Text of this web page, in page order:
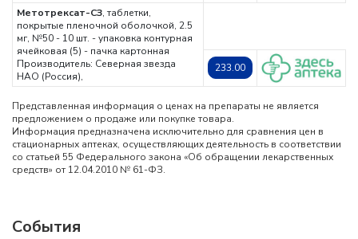
Метотрексат-СЗ, таблетки,
покрытые пленочной оболочкой, 2.5
мг, №50 - 10 шт. - упаковка контурная
ячейковая (5) - пачка картонная
Производитель: Северная звезда
НАО (Россия),
233.00
Представленная информация о ценах на препараты не является
предложением о продаже или покупке товара.
Информация предназначена исключительно для сравнения цен в
стационарных аптеках, осуществляющих деятельность в соответствии
со статьей 55 Федерального закона «Об обращении лекарственных
средств» от 12.04.2010 № 61-ФЗ.
События